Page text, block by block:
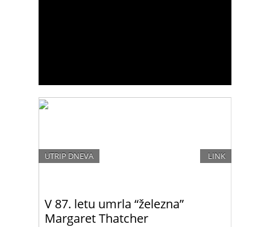
V 87. letu umrla “železna”
Margaret Thatcher
UTRIP DNEVA LINK